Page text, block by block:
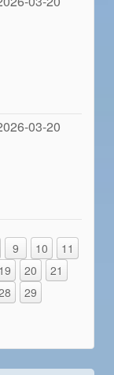
03-20
9 10
11
19 20
21
29